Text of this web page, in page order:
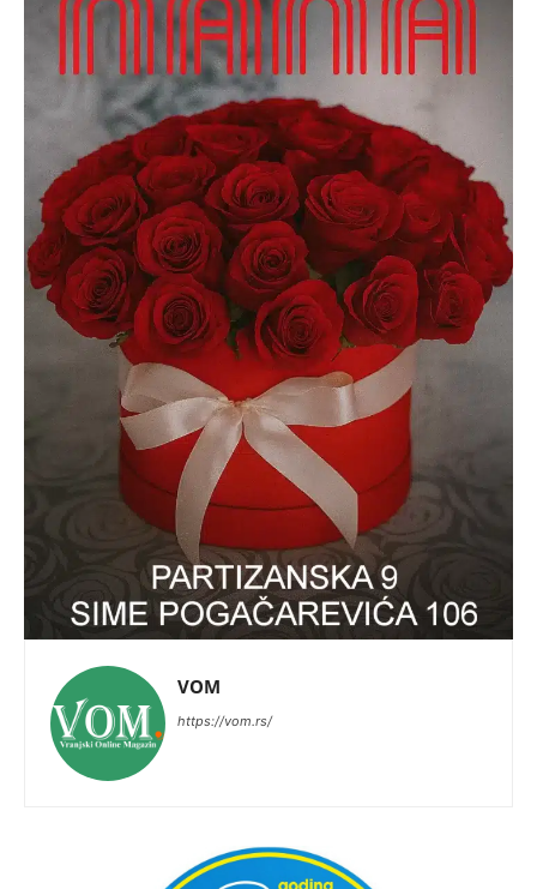
VOM
https://vom.rs/